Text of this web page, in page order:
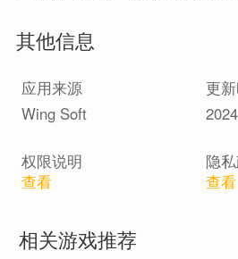
态武器和设备?无尽的僵尸等待
能，并增强您的设备，以最大
能力。扭转僵尸战争的潮流。
技能和终极能力，可帮助您的
制消灭变异恐怖，创造改变游
台场景中，每个场景都提供独
其他信息
应用来源
更
Wing Soft
权限说明
查看
隐
查看
相关游戏推荐